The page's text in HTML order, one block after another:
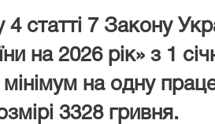
4 статті 7 Закону
на 2026 рік» з 1
на одну
3328 гривня.